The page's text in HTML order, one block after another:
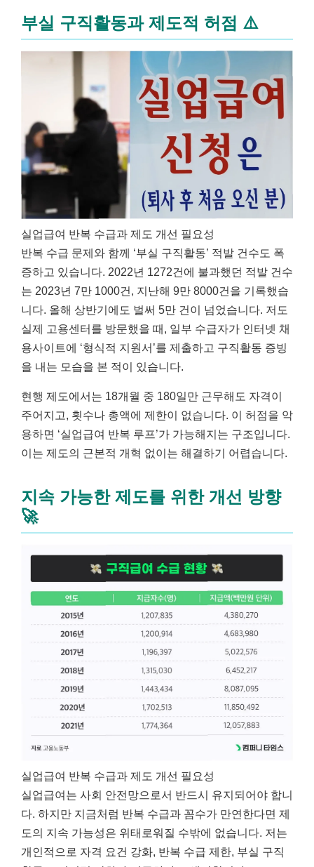
부실 구직활동과 제도적 허점 ⚠️
실업급여 반복 수급과 제도 개선 필요성
반복 수급 문제와 함께 ‘부실 구직활동’ 적발 건수도 폭
증하고 있습니다. 2022년 1272건에 불과했던 적발 건수
는 2023년 7만 1000건, 지난해 9만 8000건을 기록했습
니다. 올해 상반기에도 벌써 5만 건이 넘었습니다. 저도
실제 고용센터를 방문했을 때, 일부 수급자가 인터넷 채
용사이트에 ‘형식적 지원서’를 제출하고 구직활동 증빙
을 내는 모습을 본 적이 있습니다.
현행 제도에서는 18개월 중 180일만 근무해도 자격이
주어지고, 횟수나 총액에 제한이 없습니다. 이 허점을 악
용하면 ‘실업급여 반복 루프’가 가능해지는 구조입니다.
이는 제도의 근본적 개혁 없이는 해결하기 어렵습니다.
지속 가능한 제도를 위한 개선 방향
🚀
실업급여 반복 수급과 제도 개선 필요성
실업급여는 사회 안전망으로서 반드시 유지되어야 합니
다. 하지만 지금처럼 반복 수급과 꼼수가 만연한다면 제
도의 지속 가능성은 위태로워질 수밖에 없습니다. 저는
개인적으로 자격 요건 강화, 반복 수급 제한, 부실 구직